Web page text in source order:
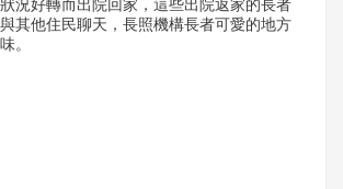
況好轉而出院回家，這些出院返家的長者
其他住民聊天，長照機構長者可愛的地方
。